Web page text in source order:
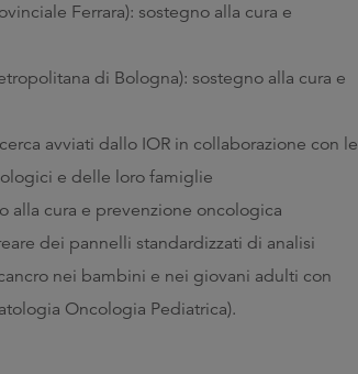
Ferrara): sostegno alla cura e
di Bologna): sostegno alla cura e
avviati dallo IOR in collaborazione con le
e delle loro famiglie
alla cura e prevenzione oncologica
dei pannelli standardizzati di analisi
nei bambini e nei giovani adulti con
Oncologia Pediatrica).